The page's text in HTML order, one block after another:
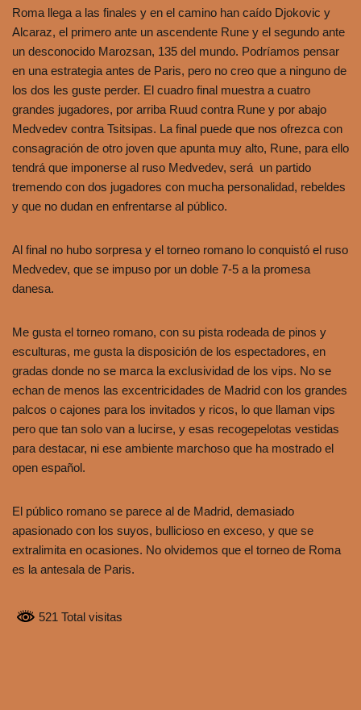
Roma llega a las finales y en el camino han caído Djokovic y
Alcaraz, el primero ante un ascendente Rune y el segundo ante
un desconocido Marozsan, 135 del mundo. Podríamos pensar
en una estrategia antes de Paris, pero no creo que a ninguno de
los dos les guste perder. El cuadro final muestra a cuatro
grandes jugadores, por arriba Ruud contra Rune y por abajo
Medvedev contra Tsitsipas. La final puede que nos ofrezca con
consagración de otro joven que apunta muy alto, Rune, para ello
tendrá que imponerse al ruso Medvedev, será un partido
tremendo con dos jugadores con mucha personalidad, rebeldes
y que no dudan en enfrentarse al público.
Al final no hubo sorpresa y el torneo romano lo conquistó el ruso
Medvedev, que se impuso por un doble 7-5 a la promesa
danesa.
Me gusta el torneo romano, con su pista rodeada de pinos y
esculturas, me gusta la disposición de los espectadores, en
gradas donde no se marca la exclusividad de los vips. No se
echan de menos las excentricidades de Madrid con los grandes
palcos o cajones para los invitados y ricos, lo que llaman vips
pero que tan solo van a lucirse, y esas recogepelotas vestidas
para destacar, ni ese ambiente marchoso que ha mostrado el
open español.
El público romano se parece al de Madrid, demasiado
apasionado con los suyos, bullicioso en exceso, y que se
extralimita en ocasiones. No olvidemos que el torneo de Roma
es la antesala de Paris.
521 Total visitas